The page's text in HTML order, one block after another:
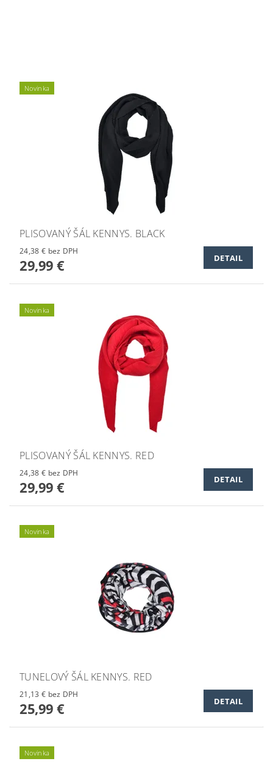
Novinka
PLISOVANÝ ŠÁL KENNYS. BLACK
24,38 € bez DPH
29,99 € DETAIL
Novinka
PLISOVANÝ ŠÁL KENNYS. RED
24,38 € bez DPH
29,99 € DETAIL
Novinka
TUNELOVÝ ŠÁL KENNYS. RED
21,13 € bez DPH
25,99 € DETAIL
Novinka